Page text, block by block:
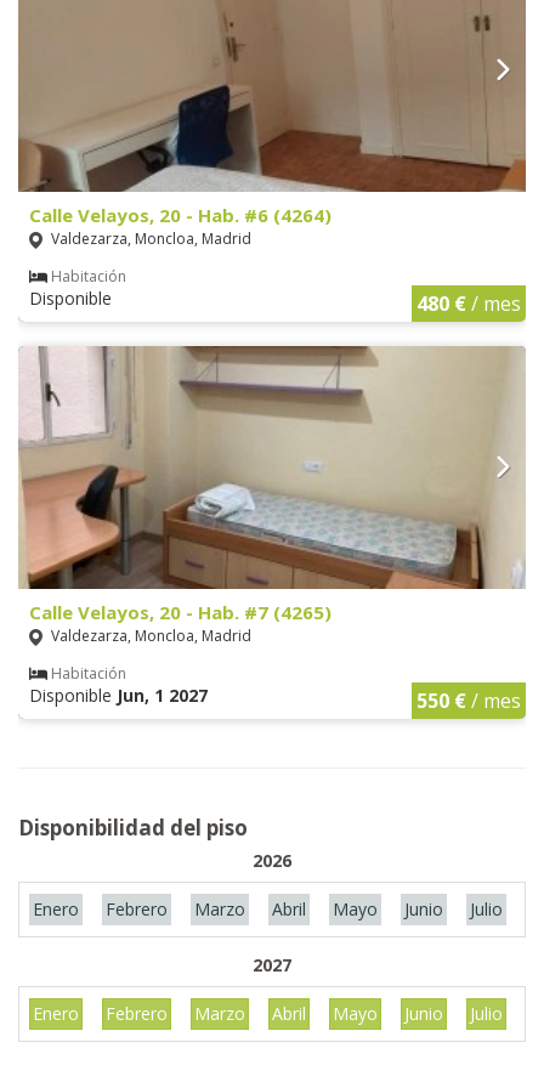
Calle Velayos, 20 - Hab. #6 (4264)
Valdezarza, Moncloa, Madrid
Habitación
Disponible 480 €/ mes
Calle Velayos, 20 - Hab. #7 (4265)
Valdezarza, Moncloa, Madrid
Habitación
Disponible Jun, 1 2027 550 €/ mes
Disponibilidad del piso
2026
Enero Febrero Marzo Abril Mayo Junio Julio
2027
Enero Febrero Marzo Abril Mayo Junio Julio